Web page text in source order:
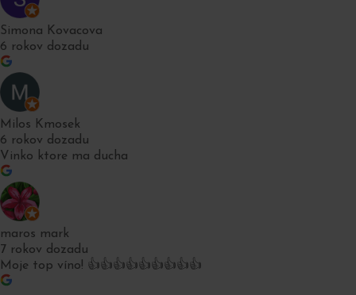
Simona Kovacova
6 rokov dozadu
Milos Kmosek
6 rokov dozadu
Vinko ktore ma ducha
maros mark
7 rokov dozadu
Moje top víno! 👍👍👍👍👍👍👍👍👍